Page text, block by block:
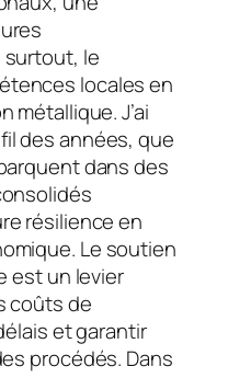
surtout, le
locales en
métallique. J’ai
des années, que
dans des
résilience en
Le soutien
est un levier
coûts de
et garantir
procédés. Dans